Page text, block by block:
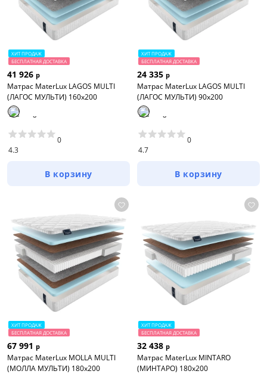
ХИТ ПРОДАЖ
БЕСПЛАТНАЯ ДОСТАВКА
41 926 р
Матрас MaterLux LAGOS MULTI
(ЛАГОС МУЛЬТИ) 160x200
4.3
0
В корзину
ХИТ ПРОДАЖ
БЕСПЛАТНАЯ ДОСТАВКА
24 335 р
Матрас MaterLux LAGOS MULTI
(ЛАГОС МУЛЬТИ) 90x200
4.7
0
В корзину
ХИТ ПРОДАЖ
БЕСПЛАТНАЯ ДОСТАВКА
67 991 р
Матрас MaterLux MOLLA MULTI
(МОЛЛА МУЛЬТИ) 180x200
ХИТ ПРОДАЖ
БЕСПЛАТНАЯ ДОСТАВКА
32 438 р
Матрас MaterLux MINTARO
(МИНТАРО) 180x200